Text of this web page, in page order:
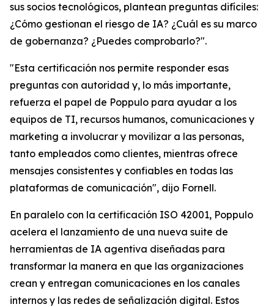
sus socios tecnológicos, plantean preguntas difíciles:
¿Cómo gestionan el riesgo de IA? ¿Cuál es su marco
de gobernanza? ¿Puedes comprobarlo?".
"Esta certificación nos permite responder esas
preguntas con autoridad y, lo más importante,
refuerza el papel de Poppulo para ayudar a los
equipos de TI, recursos humanos, comunicaciones y
marketing a involucrar y movilizar a las personas,
tanto empleados como clientes, mientras ofrece
mensajes consistentes y confiables en todas las
plataformas de comunicación", dijo Fornell.
En paralelo con la certificación ISO 42001, Poppulo
acelera el lanzamiento de una nueva suite de
herramientas de IA agentiva diseñadas para
transformar la manera en que las organizaciones
crean y entregan comunicaciones en los canales
internos y las redes de señalización digital. Estos